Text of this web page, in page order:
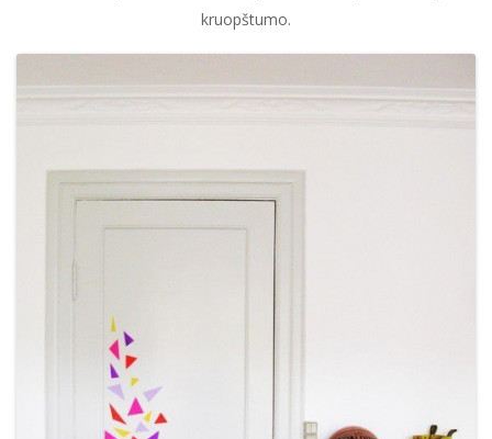
kruopštumo.